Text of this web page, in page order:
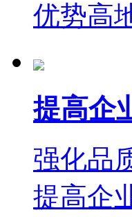
优势高
提高企
强化品
提高企